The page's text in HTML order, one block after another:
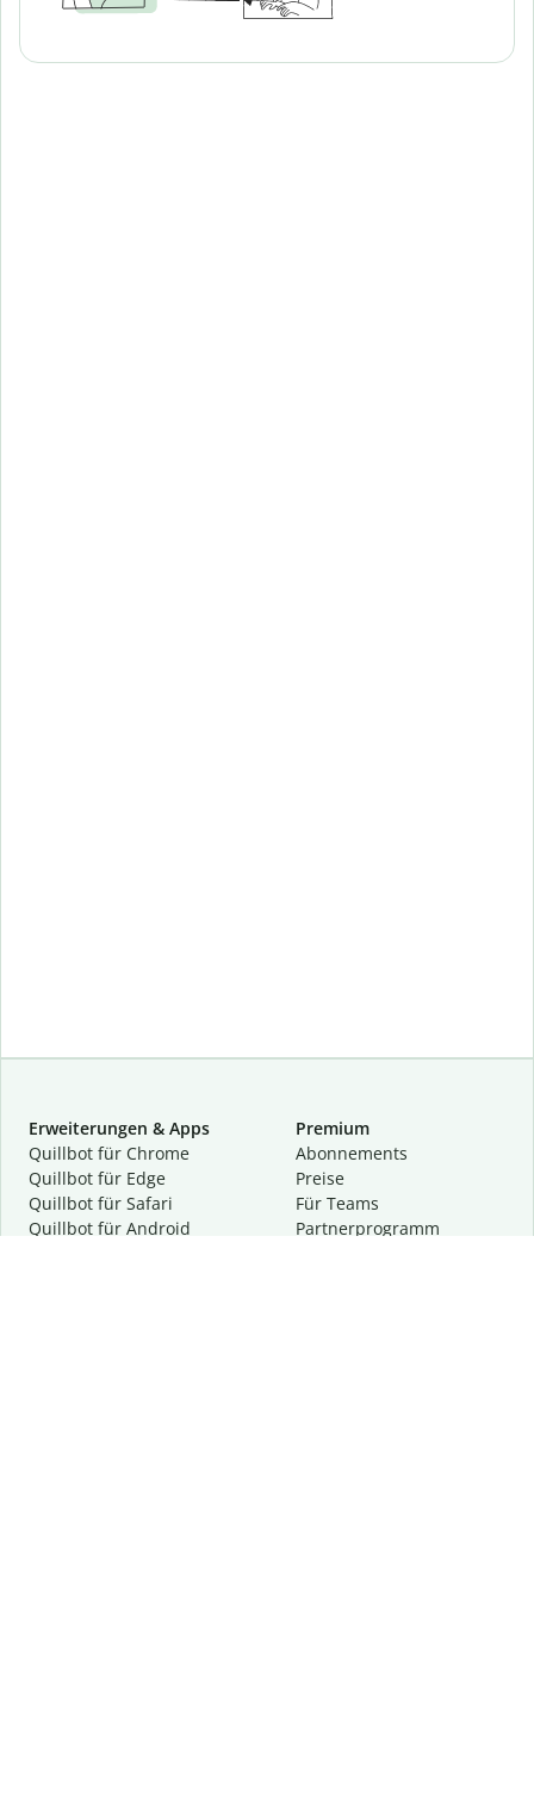
Erweiterungen & Apps
Quillbot für Chrome
Quillbot für Edge
Quillbot für Safari
Quillbot für Android
Premium
Abon­ne­ments
Preise
Für Teams
Partnerprogramm